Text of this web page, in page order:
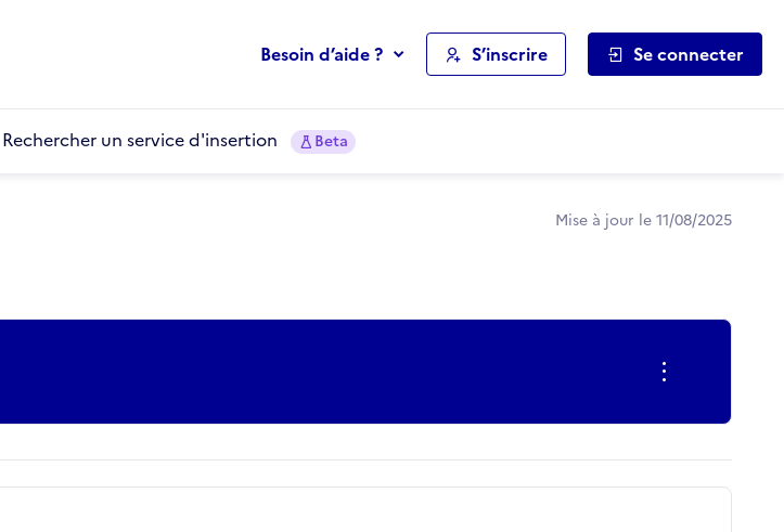
Besoin d’aide ? S’inscrire Se connecter
Rechercher un service d'insertion Beta
Mise à jour le 11/08/2025